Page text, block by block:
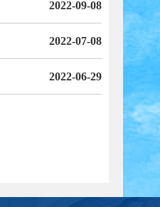
2022-09-08
2022-07-08
2022-06-29